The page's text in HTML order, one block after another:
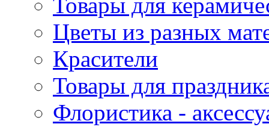
Цветы из разных
Красители
Товары для
Флористика -